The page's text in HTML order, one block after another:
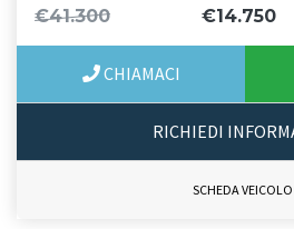
€41.300 €14.750
CHIAMACI
RICHIEDI
SCHEDA VEICOLO